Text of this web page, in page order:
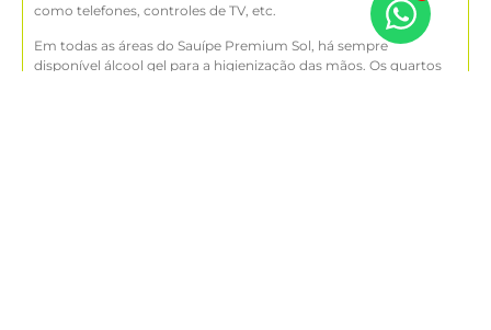
como telefones, controles de TV, etc.
Em todas as áreas do Sauípe Premium Sol, há sempre
disponível álcool gel para a higienização das mãos. Os quartos